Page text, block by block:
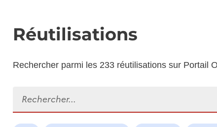
Réutilisations
Rechercher parmi les 233 réutilisations sur Portail